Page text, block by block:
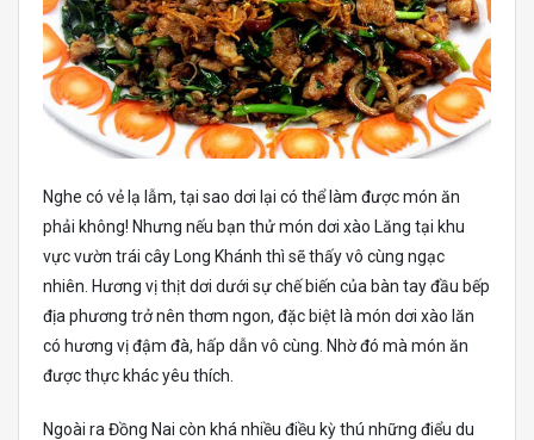
Nghe có vẻ lạ lẫm, tại sao dơi lại có thể làm được món ăn
phải không! Nhưng nếu bạn thử món dơi xào Lăng tại khu
vực vườn trái cây Long Khánh thì sẽ thấy vô cùng ngạc
nhiên. Hương vị thịt dơi dưới sự chế biến của bàn tay đầu bếp
địa phương trở nên thơm ngon, đặc biệt là món dơi xào lăn
có hương vị đậm đà, hấp dẫn vô cùng. Nhờ đó mà món ăn
được thực khác yêu thích.
Ngoài ra Đồng Nai còn khá nhiều điều kỳ thú những điểu du